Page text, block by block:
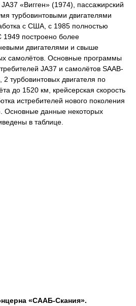
«Вигген» (1974), пассажирский
турбовинтовыми двигателями
с США, с 1985 полностью
построено более
двигателями и свыше
самолётов. Основные программы
JA37 и самолётов SAAB-
турбовинтовых двигателя по
до 1520 км, крейсерская скорость
истребителей нового поколения
Основные данные некоторых
в таблице.
«СААБ-Скания».